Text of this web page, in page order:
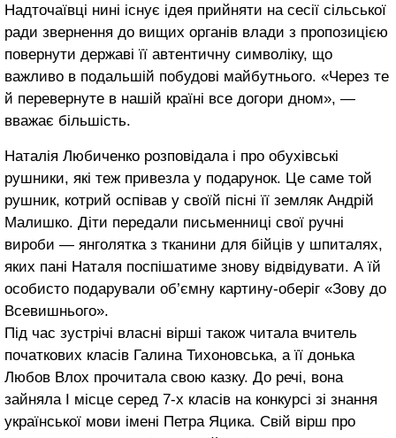
Надточаївці нині існує ідея прийняти на сесії сільської
ради звернення до вищих органів влади з пропозицією
повернути державі її автентичну символіку, що
важливо в подальшій побудові майбутнього. «Через те
й перевернуте в нашій країні все догори дном», —
вважає більшість.
Наталія Любиченко розповідала і про обухівські
рушники, які теж привезла у подарунок. Це саме той
рушник, котрий оспівав у своїй пісні її земляк Андрій
Малишко. Діти передали письменниці свої ручні
вироби — янголятка з тканини для бійців у шпиталях,
яких пані Наталя поспішатиме знову відвідувати. А їй
особисто подарували об’ємну картину-оберіг «Зову до
Всевишнього».
Під час зустрічі власні вірші також читала вчитель
початкових класів Галина Тихоновська, а її донька
Любов Влох прочитала свою казку. До речі, вона
зайняла І місце серед 7-х класів на конкурсі зі знання
української мови імені Петра Яцика. Свій вірш про